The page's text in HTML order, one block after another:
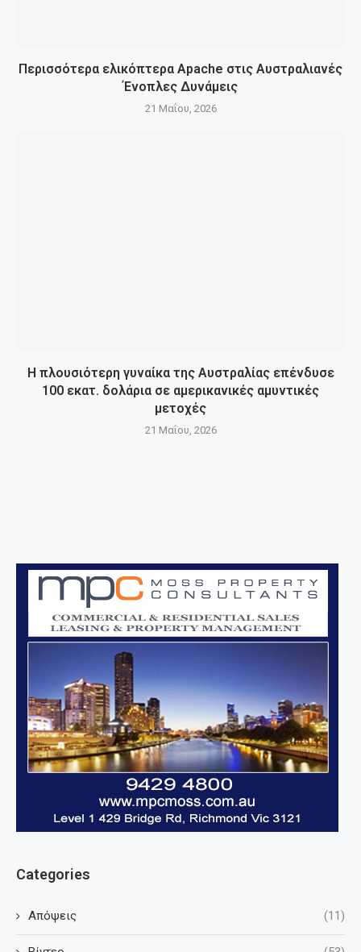
Περισσότερα ελικόπτερα Apache στις Αυστραλιανές
Ένοπλες Δυνάμεις
21 Μαΐου, 2026
Η πλουσιότερη γυναίκα της Αυστραλίας επένδυσε
100 εκατ. δολάρια σε αμερικανικές αμυντικές
μετοχές
21 Μαΐου, 2026
Categories
Απόψεις (11)